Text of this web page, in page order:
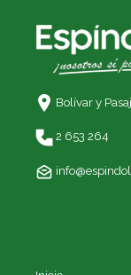
Bolívar y
2 653 264